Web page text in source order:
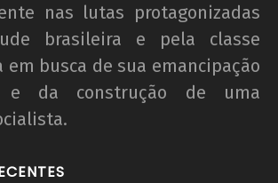
nas lutas protagonizadas
brasileira e pela classe
em busca de sua emancipação
e da construção de uma